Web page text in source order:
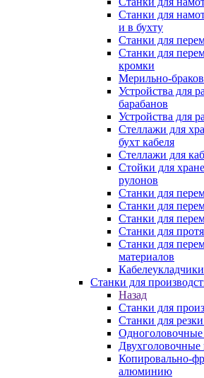
Станки для
и в бухту
Станки для
Станки для
кромки
Мерильно-
Устройства для
барабанов
Устройства для
Стеллажи для
бухт кабеля
Стеллажи для
Стойки для
рулонов
Станки для
Станки для
Станки для
Станки для
Станки для
материалов
Кабелеукладчики
Станки для
Назад
Станки для
Станки для
Копировально-
алюминию